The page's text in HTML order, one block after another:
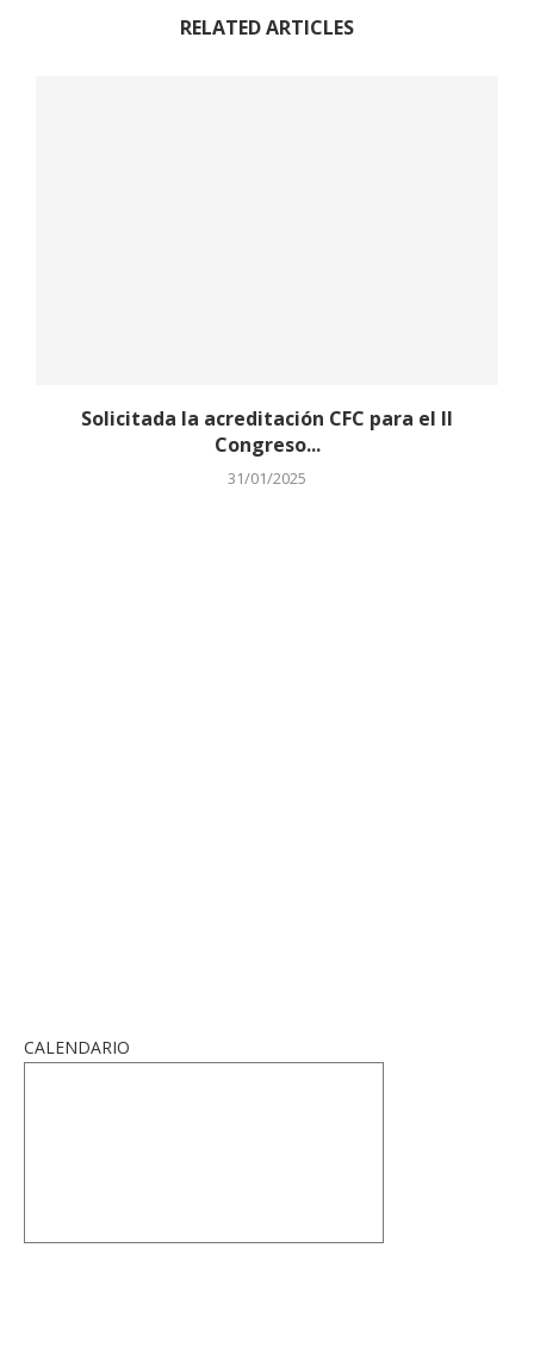
RELATED ARTICLES
Solicitada la acreditación CFC para el II
Congreso...
31/01/2025
CALENDARIO